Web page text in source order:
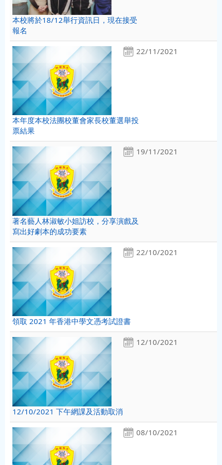
本校將於18/12舉行資訊日，現在接受
報名
22/11/2021
本年度本校法團校董會家長校董選舉投
票結果
19/11/2021
著名藝人林淑敏小姐訪校，分享演戲及
寫出好劇本的成功要素
22/10/2021
領取 2021 年香港中學文憑考試證書
12/10/2021
12/10/2021 下午網課及活動取消
08/10/2021